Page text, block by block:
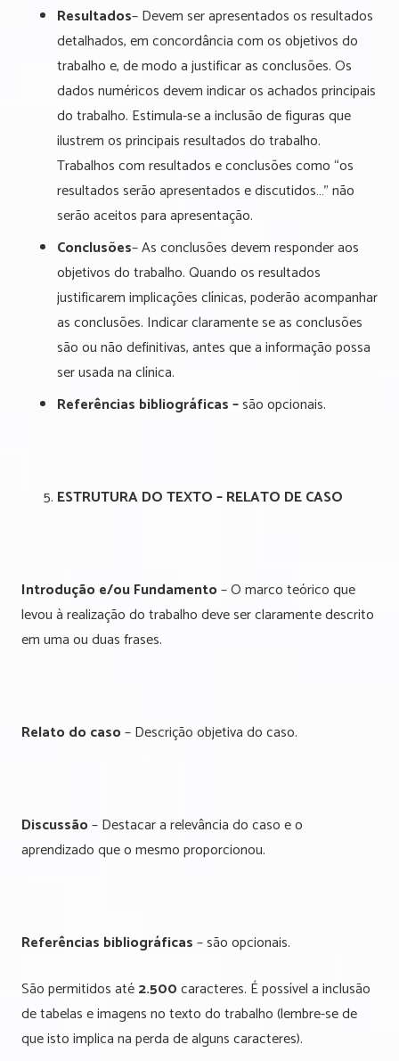
Resultados– Devem ser apresentados os resultados
detalhados, em concordância com os objetivos do
trabalho e, de modo a justificar as conclusões. Os
dados numéricos devem indicar os achados principais
do trabalho. Estimula-se a inclusão de figuras que
ilustrem os principais resultados do trabalho.
Trabalhos com resultados e conclusões como “os
resultados serão apresentados e discutidos…” não
serão aceitos para apresentação.
Conclusões– As conclusões devem responder aos
objetivos do trabalho. Quando os resultados
justificarem implicações clínicas, poderão acompanhar
as conclusões. Indicar claramente se as conclusões
são ou não definitivas, antes que a informação possa
ser usada na clínica.
Referências bibliográficas –são opcionais.
ESTRUTURA DO TEXTO – RELATO DE CASO
Introdução e/ou Fundamento– O marco teórico que
levou à realização do trabalho deve ser claramente descrito
em uma ou duas frases.
Relato do caso– Descrição objetiva do caso.
Discussão– Destacar a relevância do caso e o
aprendizado que o mesmo proporcionou.
Referências bibliográficas– são opcionais.
São permitidos até2.500caracteres. É possível a inclusão
de tabelas e imagens no texto do trabalho (lembre-se de
que isto implica na perda de alguns caracteres).